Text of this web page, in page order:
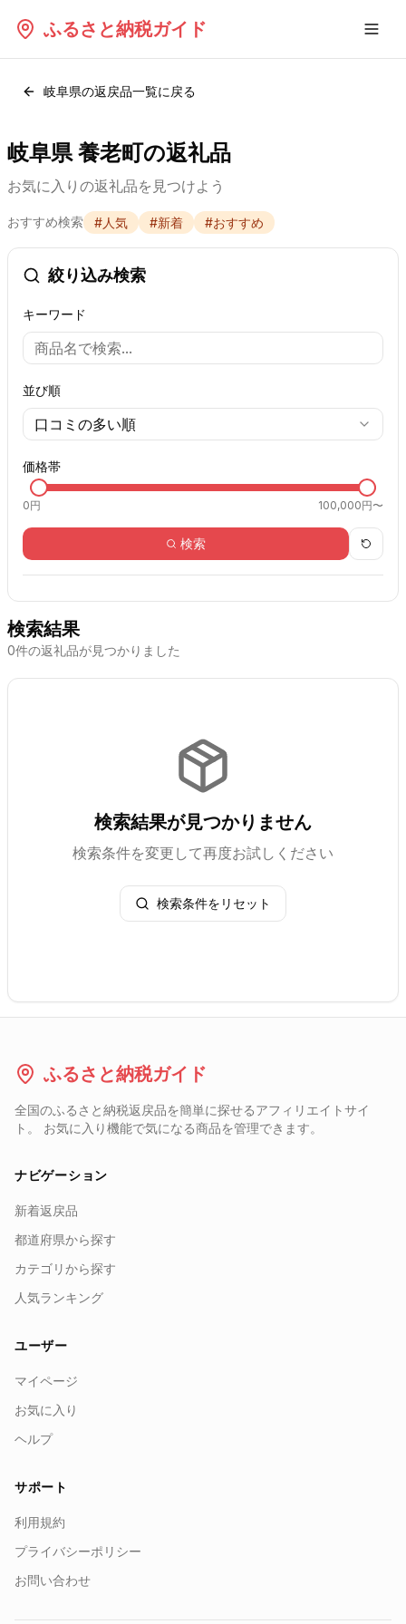
ふるさと納税ガイド
岐阜県の返戻品一覧に戻る
岐阜県 養老町の返礼品
お気に入りの返礼品を見つけよう
おすすめ検索 #人気 #新着 #おすすめ
絞り込み検索
キーワード
並び順
口コミの多い順
価格帯
0円 100,000円〜
検索
検索結果
0件の返礼品が見つかりました
検索結果が見つかりません
検索条件を変更して再度お試しください
検索条件をリセット
ふるさと納税ガイド
全国のふるさと納税返戻品を簡単に探せるアフィリエイトサイ
ト。 お気に入り機能で気になる商品を管理できます。
ナビゲーション
新着返戻品
都道府県から探す
カテゴリから探す
人気ランキング
ユーザー
マイページ
お気に入り
ヘルプ
サポート
利用規約
プライバシーポリシー
お問い合わせ